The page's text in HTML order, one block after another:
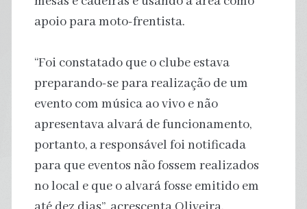
apoio para moto-frentista.
“Foi constatado que o clube estava
preparando-se para realização de um
evento com música ao vivo e não
apresentava alvará de funcionamento,
portanto, a responsável foi notificada
para que eventos não fossem realizados
no local e que o alvará fosse emitido em